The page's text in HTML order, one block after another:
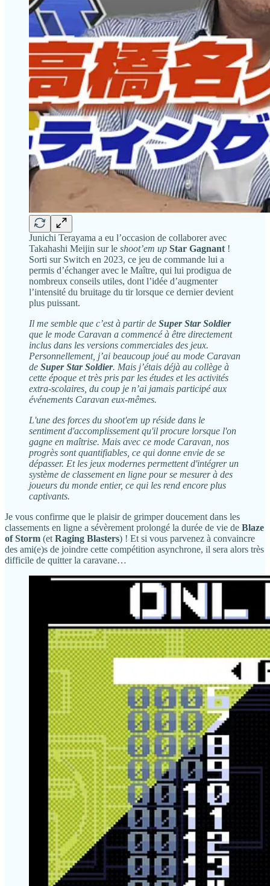
Junichi Terayama a eu l’occasion de collaborer avec
Takahashi Meijin sur le shoot’em up Star Gagnant !
Sorti sur Switch en 2023, ce jeu de commande lui a
permis d’échanger avec le Maître, qui lui prodigua de
nombreux conseils utiles, dont l’idée d’augmenter
l’intensité du bruitage du tir lorsque ce dernier devient
plus puissant.
Il me semble que c’est à partir de Super Star Soldier
que le mode Caravan a commencé à être directement
inclus dans les versions commerciales des jeux.
Personnellement, j’ai beaucoup joué au mode Caravan
de Super Star Soldier. Mais j’étais déjà au collège à
cette époque et très pris par les études et les activités
extra-scolaires, du coup je n’ai jamais participé aux
événements Caravan eux-mêmes.
L'une des forces du shoot'em up réside dans le
sentiment d'accomplissement qu'il procure lorsque l'on
gagne en maîtrise. Mais avec ce mode Caravan, nos
progrès sont quantifiables, ce qui donne envie de se
dépasser. Et les jeux modernes permettent d'intégrer un
système de classement en ligne pour se mesurer à des
joueurs du monde entier, ce qui les rend encore plus
captivants.
Je vous confirme que le plaisir de grimper doucement dans les
classements en ligne a sévèrement prolongé la durée de vie de Blaze
of Storm (et Raging Blasters) ! Et si vous parvenez à convaincre
des ami(e)s de joindre cette compétition asynchrone, il sera alors très
difficile de quitter la caravane…